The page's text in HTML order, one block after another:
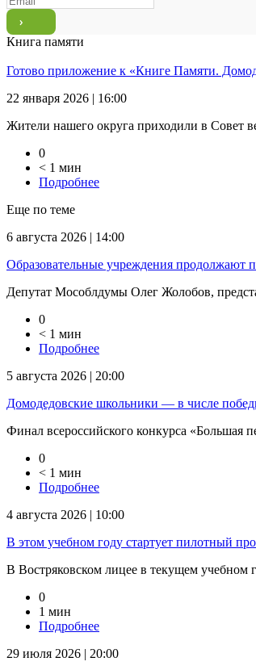
Книга памяти
Готово приложение к «Книге Памяти.
22 января 2026 | 16:00
Жители нашего округа приходили в Совет
0
< 1 мин
Подробнее
Еще по теме
6 августа 2026 | 14:00
Образовательные учреждения продолжают
Депутат Мособлдумы Олег Жолобов,
0
< 1 мин
Подробнее
5 августа 2026 | 20:00
Домодедовские школьники — в числе
Финал всероссийского конкурса «Большая
0
< 1 мин
Подробнее
4 августа 2026 | 10:00
В этом учебном году стартует пилотный
В Востряковском лицее в текущем учебном
0
1 мин
Подробнее
29 июля 2026 | 20:00